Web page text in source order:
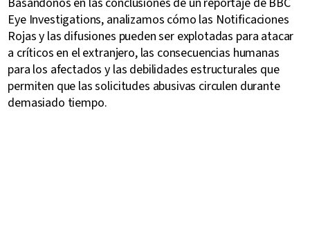
Eye Investigations, analizamos cómo las Notificaciones
Rojas y las difusiones pueden ser explotadas para atacar
a críticos en el extranjero, las consecuencias humanas
para los afectados y las debilidades estructurales que
permiten que las solicitudes abusivas circulen durante
demasiado tiempo.